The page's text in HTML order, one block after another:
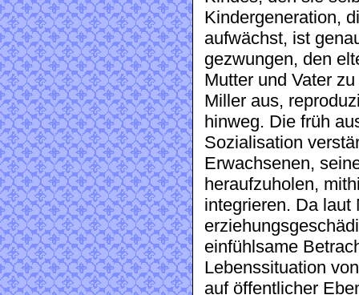
Kindergeneration,
aufwächst, ist
gezwungen, den
Mutter und Vater
Miller aus,
hinweg. Die früh
Sozialisation
Erwachsenen,
heraufzuholen,
integrieren. Da laut
einfühlsame
Lebenssituation
auf öffentlicher